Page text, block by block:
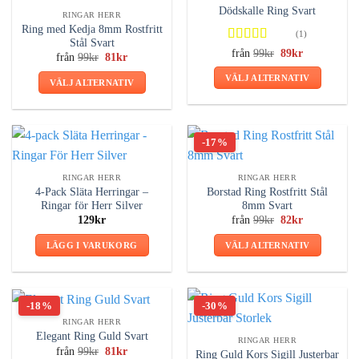
kan
väljas
på
produktsidan
RINGAR HERR
Ring med Kedja 8mm Rostfritt
Stål Svart
från 99kr Det
priset
var:
81krDet
priset
är:
VÄLJ ALTERNATIV
produkten
har
varianter.
De
olika
alternativen
väljas
produktsidan
Dödskalle Ring Svart
Betygsatt
5.00av 5
(1)
från 99kr Det
priset
var:
89krDet
priset
är:
VÄLJ ALTERNATIV
produkten
varianter.
De
olika
alternativen
kan
produktsidan
RINGAR HERR
4-Pack Släta Herringar –
Ringar för Herr Silver
129kr
LÄGG I VARUKORG
-17%
RINGAR HERR
Borstad Ring Rostfritt Stål
8mm Svart
från 99kr Det
priset
var:
82krDet
priset
är:
VÄLJ ALTERNATIV
produkten
har
varianter.
-18%
RINGAR HERR
Elegant Ring Guld Svart
från 99kr Det
81krDet
-30%
RINGAR HERR
Ring Guld Kors Sigill Justerbar